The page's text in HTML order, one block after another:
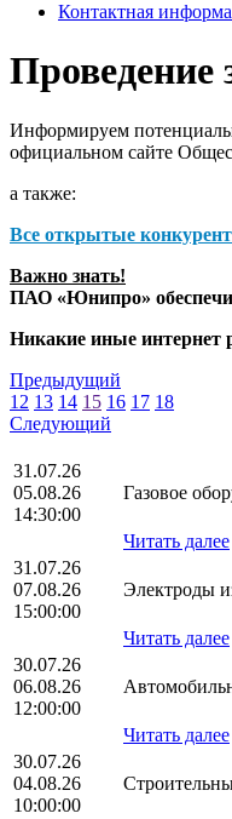
Контактная
Проведение
Информируем
официальном сайте
а также:
Все открытые
Важно знать!
ПАО «Юнипро»
Никакие иные интернет
Предыдущий
12 13 14 15 16 17 18
Следующий
31.07.26
05.08.26
14:30:00
Газовое
Читать далее
31.07.26
07.08.26
15:00:00
Электроды
Читать далее
30.07.26
06.08.26
12:00:00
Читать далее
30.07.26
04.08.26
10:00:00